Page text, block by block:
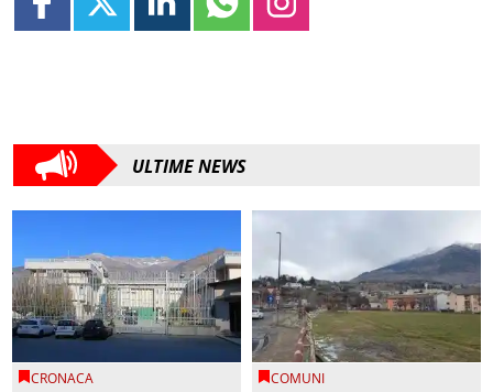
ULTIME NEWS
CRONACA COMUNI